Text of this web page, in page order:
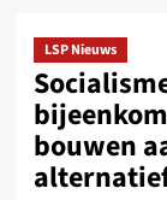
LSP Nieuws
bouwen